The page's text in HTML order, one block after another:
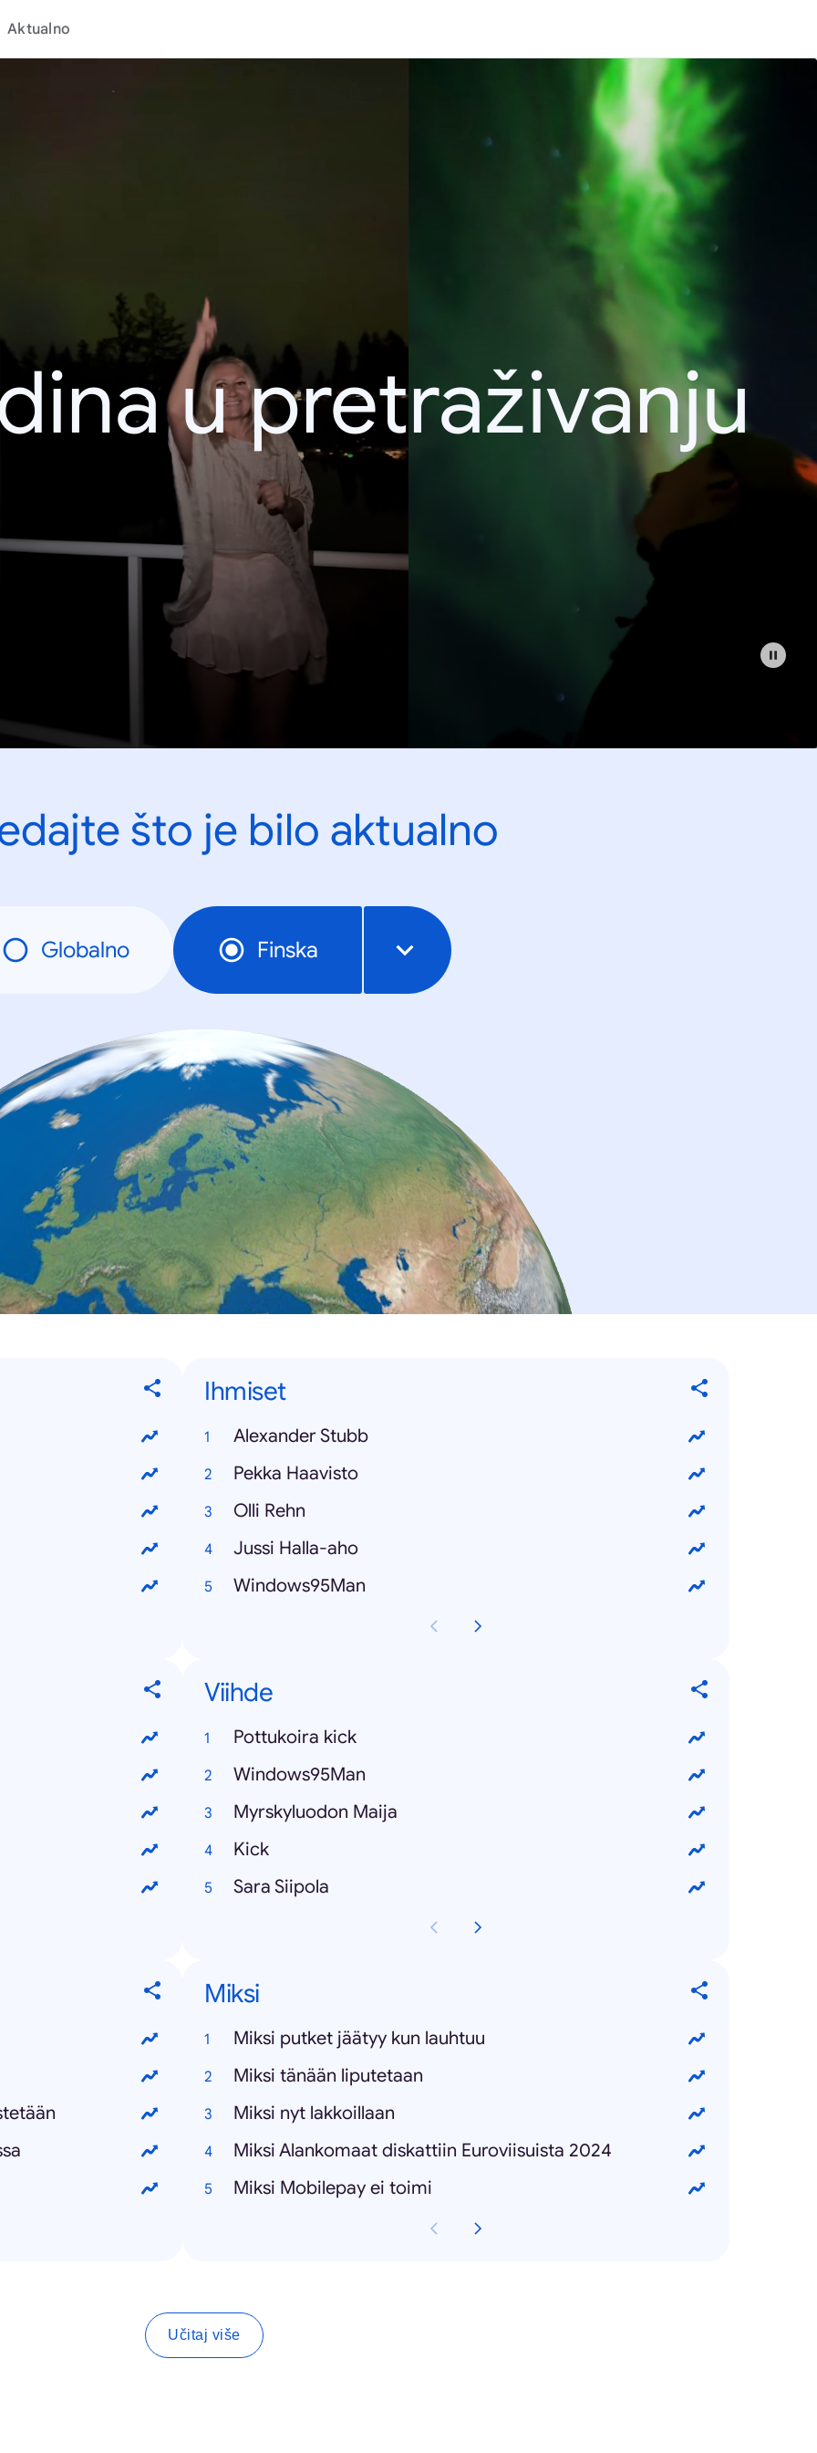
Aktualno
u pretraživanju
što je bilo aktualno
Globalno Finska
Ihmiset
Alexander Stubb
Pekka Haavisto
Olli Rehn
Jussi Halla-aho
Windows95Man
Viihde
Pottukoira kick
Windows95Man
Myrskyluodon Maija
Kick
Sara Siipola
Miksi
Miksi putket jäätyy kun lauhtuu
Miksi tänään liputetaan
Miksi nyt lakkoillaan
Miksi Alankomaat diskattiin Euroviisuista 2024
Miksi Mobilepay ei toimi
Učitaj više